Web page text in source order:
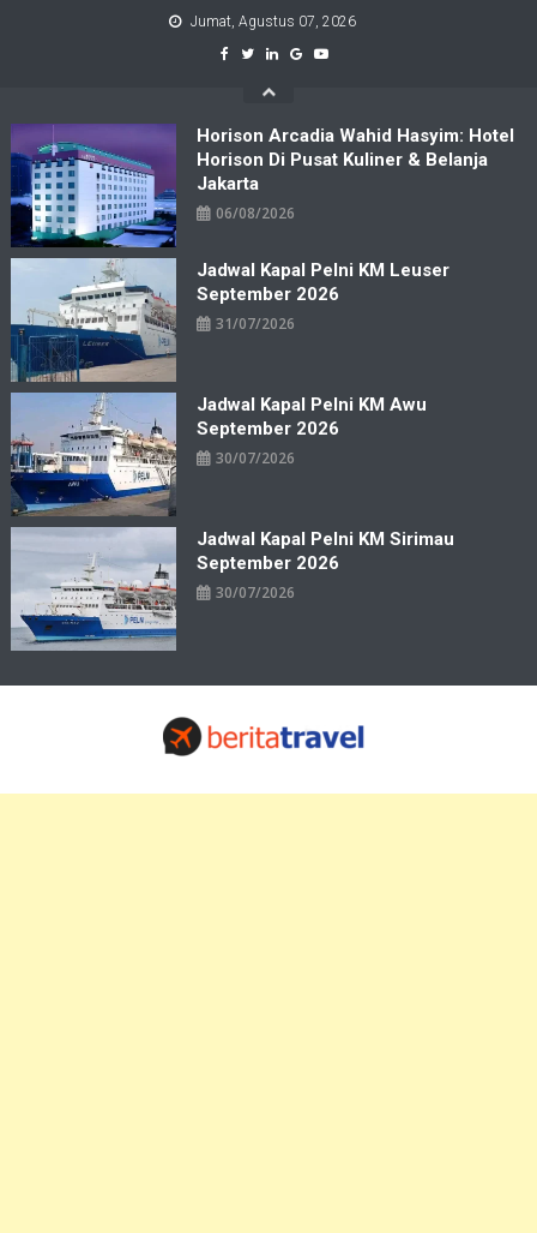
Jumat, Agustus 07, 2026
Horison Arcadia Wahid Hasyim: Hotel
Horison Di Pusat Kuliner & Belanja
Jakarta
06/08/2026
Jadwal Kapal Pelni KM Leuser
September 2026
31/07/2026
Jadwal Kapal Pelni KM Awu
September 2026
30/07/2026
Jadwal Kapal Pelni KM Sirimau
September 2026
30/07/2026
Travelbiz